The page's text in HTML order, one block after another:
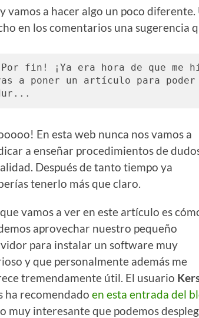
vamos a hacer algo un poco
en los comentarios una sugerencia
fin! ¡Ya era hora de que
a poner un artículo para
En esta web nunca nos vamos a
a enseñar procedimientos de
Después de tanto tiempo ya
tenerlo más que claro.
vamos a ver en este artículo es
aprovechar nuestro pequeño
para instalar un software muy
y que personalmente además me
tremendamente útil. El usuario
ha recomendado en esta entrada del
muy interesante que podemos